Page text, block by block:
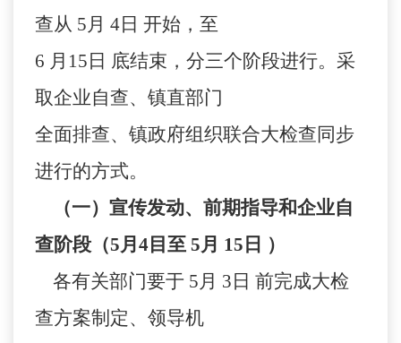
查从 5月 4日 开始，至
6 月 15 日 底结束，分三个阶段进行。采
取企业自查、镇直部门
全面排查、镇政府组织联合大检查同步
进行的方式。
（一）宣传发动、前期指导和企业自
查阶段（5月 4 目至 5月 15 日 ）
各有关部门要于 5月 3 日 前完成大检
查方案制定、领导机